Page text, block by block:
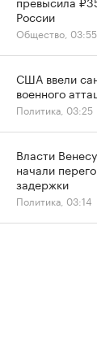
России
Общество, 03:55
США ввели
военного
Политика, 03:25
Власти
начали
задержки
Политика, 03:14